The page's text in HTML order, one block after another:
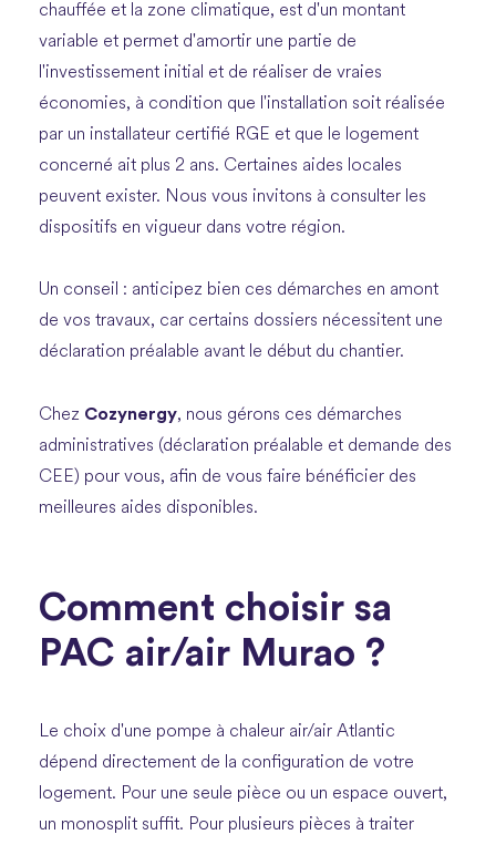
chauffée et la zone climatique, est d'un montant
variable et permet d'amortir une partie de
l'investissement initial et de réaliser de vraies
économies, à condition que l'installation soit réalisée
par un installateur certifié RGE et que le logement
concerné ait plus 2 ans. Certaines aides locales
peuvent exister. Nous vous invitons à consulter les
dispositifs en vigueur dans votre région.
Un conseil : anticipez bien ces démarches en amont
de vos travaux, car certains dossiers nécessitent une
déclaration préalable avant le début du chantier.
Chez Cozynergy, nous gérons ces démarches
administratives (déclaration préalable et demande des
CEE) pour vous, afin de vous faire bénéficier des
meilleures aides disponibles.
Comment choisir sa
PAC air/air Murao ?
Le choix d'une pompe à chaleur air/air Atlantic
dépend directement de la configuration de votre
logement. Pour une seule pièce ou un espace ouvert,
un monosplit suffit. Pour plusieurs pièces à traiter